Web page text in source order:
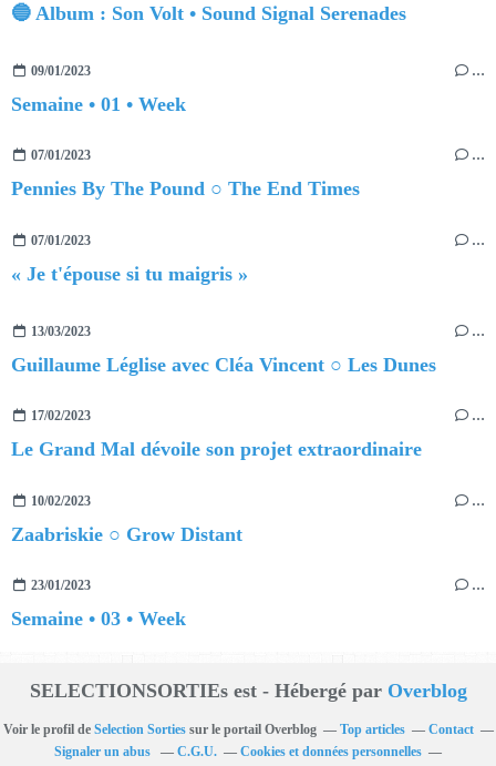
🔵 Album : Son Volt • Sound Signal Serenades
09/01/2023 …
Semaine • 01 • Week
07/01/2023 …
Pennies By The Pound ○ The End Times
07/01/2023 …
« Je t'épouse si tu maigris »
13/03/2023 …
Guillaume Léglise avec Cléa Vincent ○ Les Dunes
17/02/2023 …
Le Grand Mal dévoile son projet extraordinaire
10/02/2023 …
Zaabriskie ○ Grow Distant
23/01/2023 …
Semaine • 03 • Week
SELECTIONSORTIEs est - Hébergé par Overblog
Voir le profil de Selection Sortiessur le portail Overblog Top articles
Contact
Signaler un abus
C.G.U. Cookies et données personnelles